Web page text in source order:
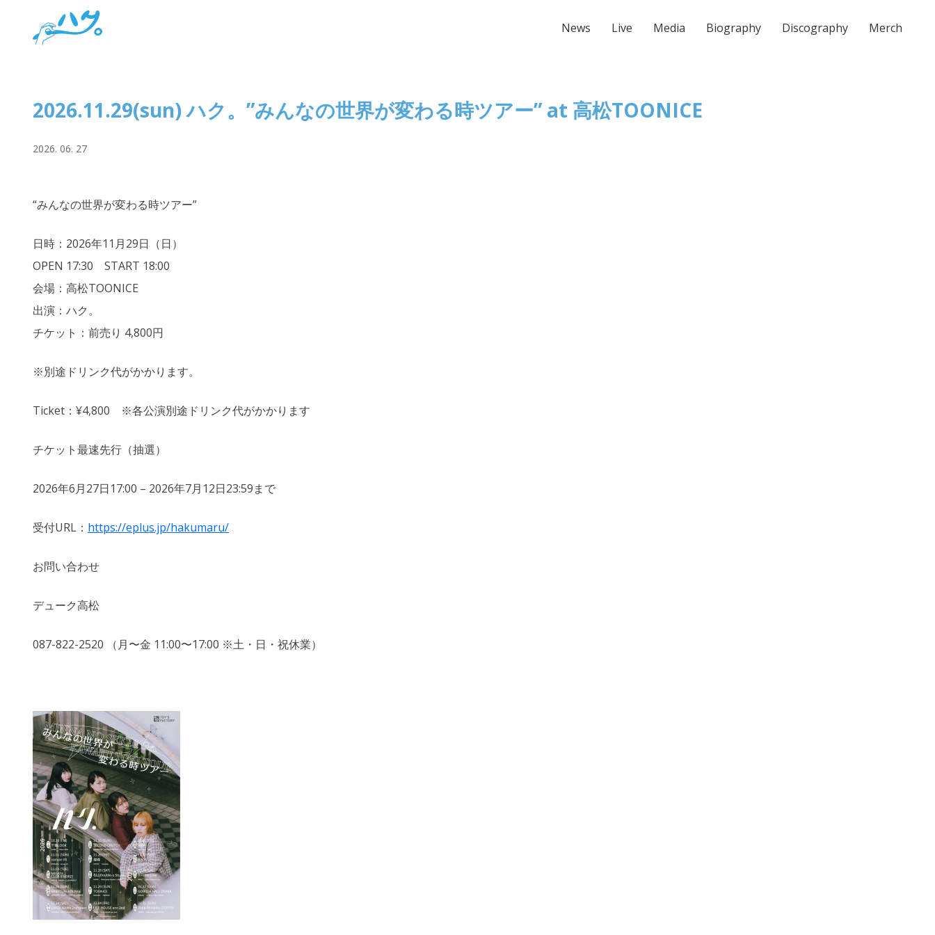
News Live Media Biography Discography Merch
2026.11.29(sun) ハク。”みんなの世界が変わる時ツアー” at 高松TOONICE
2026. 06. 27
“みんなの世界が変わる時ツアー”
日時：2026年11月29日（日）
OPEN 17:30 START 18:00
会場：高松TOONICE
出演：ハク。
チケット：前売り 4,800円
※別途ドリンク代がかかります。
Ticket：¥4,800 ※各公演別途ドリンク代がかかります
チケット最速先行（抽選）
2026年6月27日17:00 – 2026年7月12日23:59まで
受付URL： https://eplus.jp/hakumaru/
お問い合わせ
デューク高松
087-822-2520 （月〜金 11:00〜17:00 ※土・日・祝休業）